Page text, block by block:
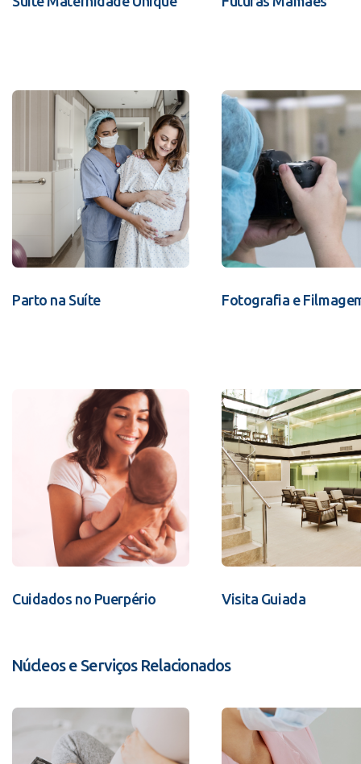
Parto na Suíte Fotografia e
Cuidados no Puerpério Visita Guiada
Núcleos e Serviços Relacionados